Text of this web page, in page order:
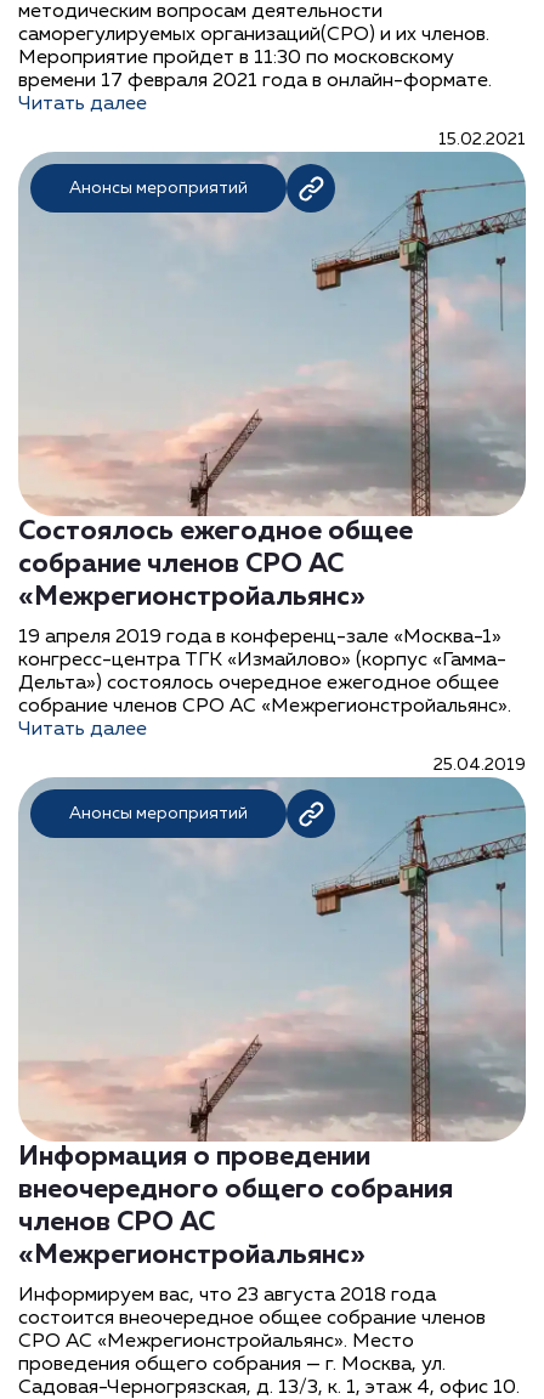
методическим вопросам деятельности
саморегулируемых организаций(СРО) и их членов.
Мероприятие пройдет в 11:30 по московскому
времени 17 февраля 2021 года в онлайн-формате.
Читать далее
15.02.2021
Состоялось ежегодное общее
собрание членов СРО АС
«Межрегионстройальянс»
19 апреля 2019 года в конференц-зале «Москва-1»
конгресс-центра ТГК «Измайлово» (корпус «Гамма-
Дельта») состоялось очередное ежегодное общее
собрание членов СРО АС «Межрегионстройальянс».
Читать далее
25.04.2019
Анонсы мероприятий
Анонсы мероприятий
Информация о проведении
внеочередного общего собрания
членов СРО АС
«Межрегионстройальянс»
Информируем вас, что 23 августа 2018 года
состоится внеочередное общее собрание членов
СРО АС «Межрегионстройальянс». Место
проведения общего собрания — г. Москва, ул.
Садовая-Черногрязская, д. 13/3, к. 1, этаж 4, офис 10.